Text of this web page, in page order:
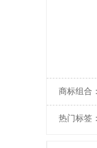
商标组合：
热门标签：